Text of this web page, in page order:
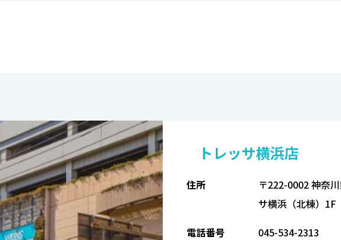
トレッサ横浜店
住所
〒222-0002 神奈
サ横浜（北棟）1F
電話番号
045-534-2313